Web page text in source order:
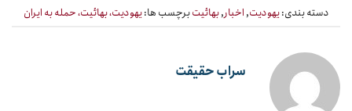
دسته بندی:یهودیت, اخبار,بهائیتبرچسب ها:یهودیت، بهائیت، حمله به ایران
سراب حقیقت